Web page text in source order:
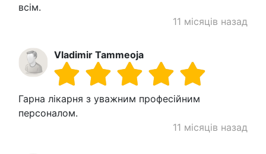
всім.
11 місяців назад
Vladimir Tammeoja
Гарна лікарня з уважним професійним
персоналом.
11 місяців назад